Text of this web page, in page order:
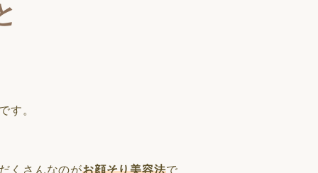
す。
くさんなのがお顔そり美容法で